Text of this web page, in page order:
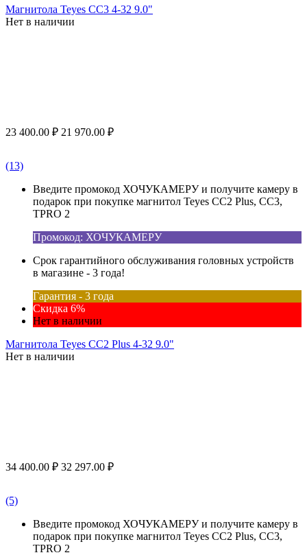
Магнитола Teyes CC3 4-32 9.0"
Нет в наличии
23 400.00 ₽ 21 970.00 ₽
(13)
Введите промокод ХОЧУКАМЕРУ и получите камеру в
подарок при покупке магнитол Teyes CC2 Plus, CC3,
TPRO 2
Промокод: ХОЧУКАМЕРУ
Срок гарантийного обслуживания головных устройств
в магазине - 3 года!
Гарантия - 3 года
Скидка 6%
Нет в наличии
Магнитола Teyes CC2 Plus 4-32 9.0"
Нет в наличии
34 400.00 ₽ 32 297.00 ₽
(5)
Введите промокод ХОЧУКАМЕРУ и получите камеру в
подарок при покупке магнитол Teyes CC2 Plus, CC3,
TPRO 2